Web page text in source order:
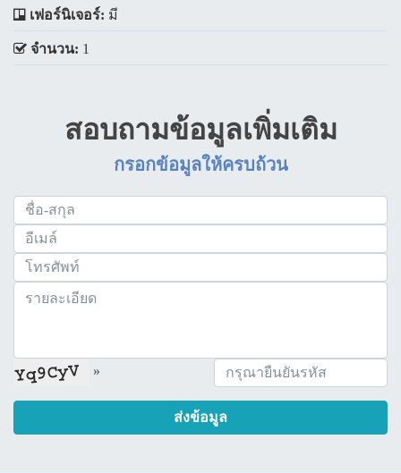
เฟอร์นิเจอร์: มี
จำนวน: 1
สอบถามข้อมูลเพิ่มเติม
กรอกข้อมูลให้ครบถ้วน
»
ส่งข้อมูล